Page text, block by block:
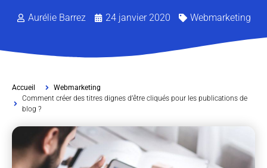
Aurélie Barrez 24 janvier 2020 Webmarketing
Accueil
Webmarketing
Comment créer des titres dignes d’être cliqués pour les publications de
blog ?